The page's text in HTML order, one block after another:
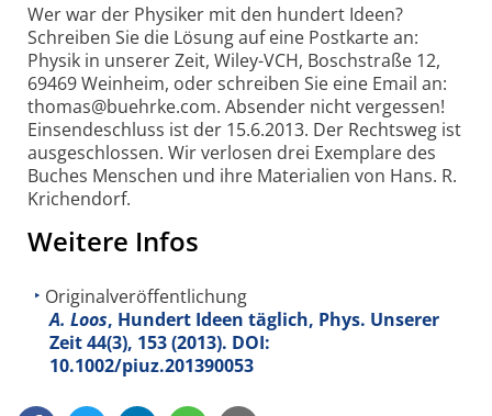
Wer war der Physiker mit den hundert Ideen?
Schreiben Sie die Lösung auf eine Postkarte an:
Physik in unserer Zeit, Wiley-VCH, Boschstraße 12,
69469 Weinheim, oder schreiben Sie eine Email an:
thomas@buehrke.com. Absender nicht vergessen!
Einsendeschluss ist der 15.6.2013. Der Rechtsweg ist
ausgeschlossen. Wir verlosen drei Exemplare des
Buches Menschen und ihre Materialien von Hans. R.
Krichendorf.
Weitere Infos
Originalveröffentlichung
A. Loos, Hundert Ideen täglich, Phys. Unserer
Zeit44(3), 153 (2013). DOI:
10.1002/piuz.201390053